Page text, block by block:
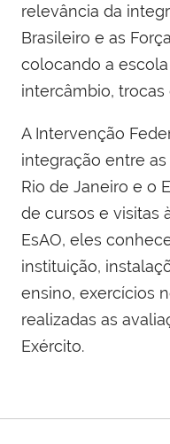
relevância da
Brasileiro e as
colocando a
intercâmbio, trocas
A Intervenção
integração entre
Rio de Janeiro e o
de cursos e visitas
EsAO, eles
instituição,
ensino, exercícios
realizadas as
Exército.